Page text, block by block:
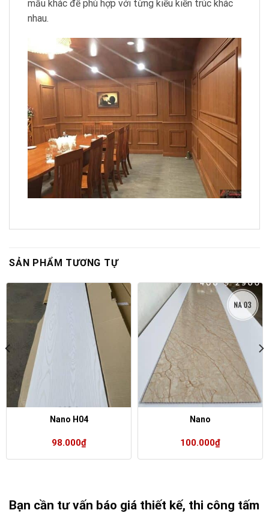
mẫu khác để phù hợp với từng kiểu kiến trúc khác
nhau.
SẢN PHẨM TƯƠNG TỰ
Nano H04
98.000₫
Nano
100.000₫
Bạn cần tư vấn báo giá thiết kế, thi công tấm